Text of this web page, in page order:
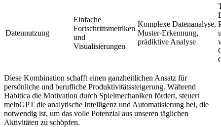
Datennutzung
Einfache
Fortschrittsmetriken
und
Visualisierungen
Komplexe Datenanalyse,
Muster-Erkennung,
prädiktive Analyse
Diese Kombination schafft einen ganzheitlichen Ansatz für
persönliche und berufliche Produktivitätssteigerung. Während
Habitica die Motivation durch Spielmechaniken fördert, steuert
meinGPT die analytische Intelligenz und Automatisierung bei, die
notwendig ist, um das volle Potenzial aus unseren täglichen
Aktivitäten zu schöpfen.